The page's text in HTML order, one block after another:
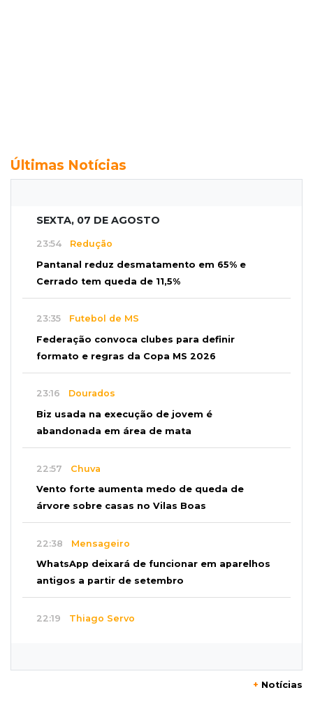
Últimas Notícias
SEXTA, 07 DE AGOSTO
23:54 Redução
Pantanal reduz desmatamento em 65% e
Cerrado tem queda de 11,5%
23:35 Futebol de MS
Federação convoca clubes para definir
formato e regras da Copa MS 2026
23:16 Dourados
Biz usada na execução de jovem é
abandonada em área de mata
22:57 Chuva
Vento forte aumenta medo de queda de
árvore sobre casas no Vilas Boas
22:38 Mensageiro
WhatsApp deixará de funcionar em aparelhos
antigos a partir de setembro
22:19 Thiago Servo
+ Notícias